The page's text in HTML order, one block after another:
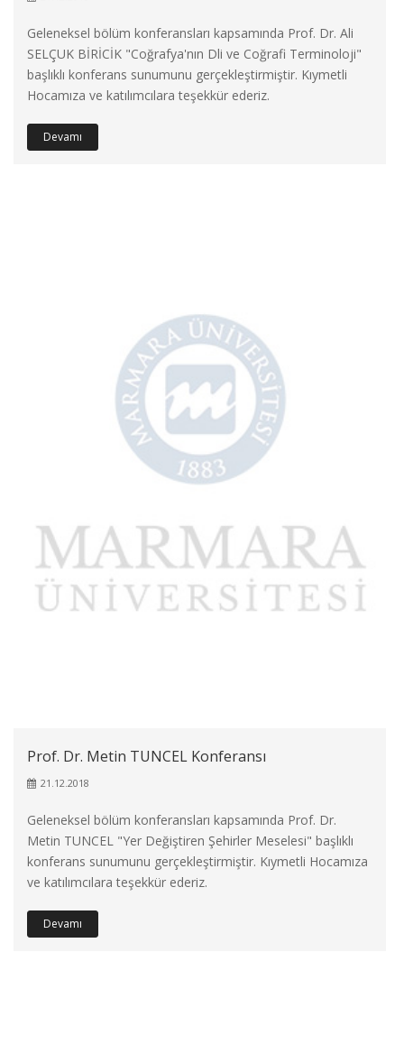
Geleneksel bölüm konferansları kapsamında Prof. Dr. Ali
SELÇUK BİRİCİK "Coğrafya'nın Dli ve Coğrafi Terminoloji"
başlıklı konferans sunumunu gerçekleştirmiştir. Kıymetli
Hocamıza ve katılımcılara teşekkür ederiz.
Devamı
Prof. Dr. Metin TUNCEL Konferansı
21.12.2018
Geleneksel bölüm konferansları kapsamında Prof. Dr.
Metin TUNCEL "Yer Değiştiren Şehirler Meselesi" başlıklı
konferans sunumunu gerçekleştirmiştir. Kıymetli Hocamıza
ve katılımcılara teşekkür ederiz.
Devamı